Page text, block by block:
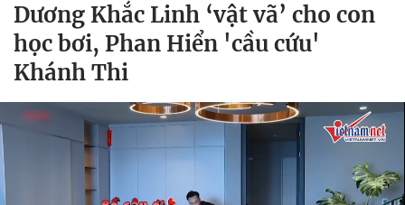
Dương Khắc Linh ‘vật vã’ cho con
học bơi, Phan Hiển 'cầu cứu'
Khánh Thi